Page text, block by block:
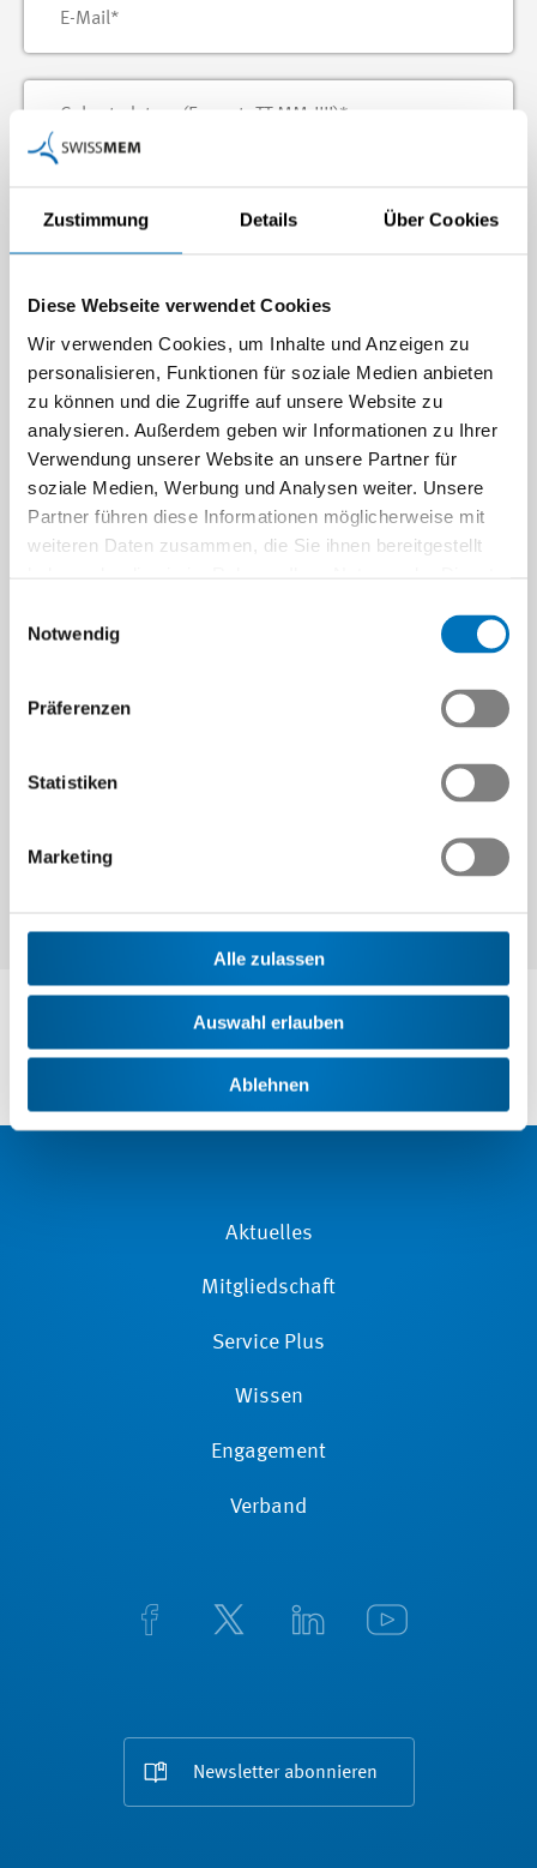
Zustimmung Details Über Cookies
Diese Webseite verwendet Cookies
Wir verwenden Cookies, um Inhalte und Anzeigen zu
personalisieren, Funktionen für soziale Medien anbieten
zu können und die Zugriffe auf unsere Website zu
analysieren. Außerdem geben wir Informationen zu Ihrer
Verwendung unserer Website an unsere Partner für
soziale Medien, Werbung und Analysen weiter. Unsere
Partner führen diese Informationen möglicherweise mit
weiteren Daten zusammen, die Sie ihnen bereitgestellt
Notwendig
Präferenzen
Statistiken
Marketing
Alle zulassen
Auswahl erlauben
Ablehnen
Aktuelles
Mitgliedschaft
Service Plus
Wissen
Engagement
Verband
Newsletter abonnieren